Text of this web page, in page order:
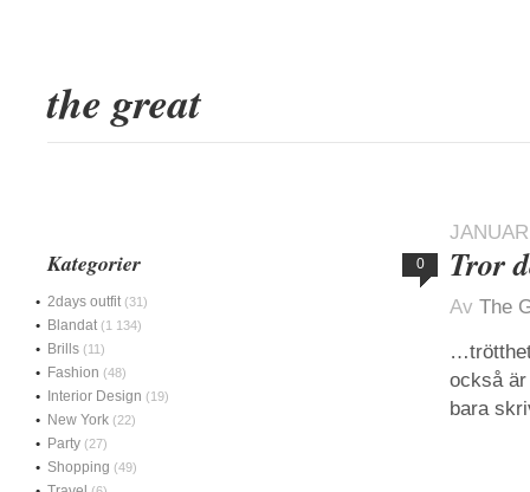
the great
0 Tror
Av The
också
bara
Kategorier
2days outfit (31)
Blandat (1 134)
Brills (11)
Fashion (48)
Interior Design (19)
New York (22)
Party (27)
Shopping (49)